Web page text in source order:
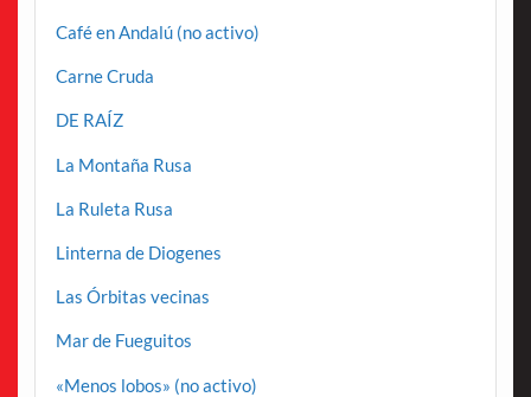
Café en Andalú (no activo)
Carne Cruda
DE RAÍZ
La Montaña Rusa
La Ruleta Rusa
Linterna de Diogenes
Las Órbitas vecinas
Mar de Fueguitos
«Menos lobos» (no activo)